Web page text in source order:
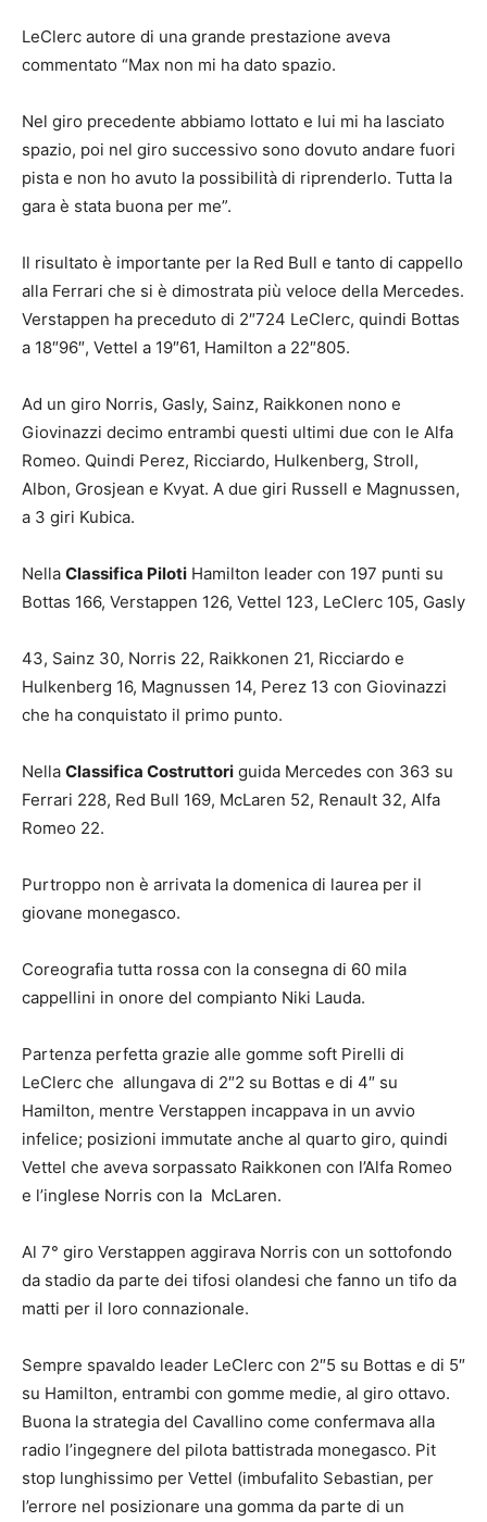
LeClerc autore di una grande prestazione aveva
commentato “Max non mi ha dato spazio.
Nel giro precedente abbiamo lottato e lui mi ha lasciato
spazio, poi nel giro successivo sono dovuto andare fuori
pista e non ho avuto la possibilità di riprenderlo. Tutta la
gara è stata buona per me”.
Il risultato è importante per la Red Bull e tanto di cappello
alla Ferrari che si è dimostrata più veloce della Mercedes.
Verstappen ha preceduto di 2″724 LeClerc, quindi Bottas
a 18″96″, Vettel a 19″61, Hamilton a 22″805.
Ad un giro Norris, Gasly, Sainz, Raikkonen nono e
Giovinazzi decimo entrambi questi ultimi due con le Alfa
Romeo. Quindi Perez, Ricciardo, Hulkenberg, Stroll,
Albon, Grosjean e Kvyat. A due giri Russell e Magnussen,
a 3 giri Kubica.
Nella Classifica Piloti Hamilton leader con 197 punti su
Bottas 166, Verstappen 126, Vettel 123, LeClerc 105, Gasly
43, Sainz 30, Norris 22, Raikkonen 21, Ricciardo e
Hulkenberg 16, Magnussen 14, Perez 13 con Giovinazzi
che ha conquistato il primo punto.
Nella Classifica Costruttori guida Mercedes con 363 su
Ferrari 228, Red Bull 169, McLaren 52, Renault 32, Alfa
Romeo 22.
Purtroppo non è arrivata la domenica di laurea per il
giovane monegasco.
Coreografia tutta rossa con la consegna di 60 mila
cappellini in onore del compianto Niki Lauda.
Partenza perfetta grazie alle gomme soft Pirelli di
LeClerc che allungava di 2″2 su Bottas e di 4″ su
Hamilton, mentre Verstappen incappava in un avvio
infelice; posizioni immutate anche al quarto giro, quindi
Vettel che aveva sorpassato Raikkonen con l’Alfa Romeo
e l’inglese Norris con la McLaren.
Al 7° giro Verstappen aggirava Norris con un sottofondo
da stadio da parte dei tifosi olandesi che fanno un tifo da
matti per il loro connazionale.
Sempre spavaldo leader LeClerc con 2″5 su Bottas e di 5″
su Hamilton, entrambi con gomme medie, al giro ottavo.
Buona la strategia del Cavallino come confermava alla
radio l’ingegnere del pilota battistrada monegasco. Pit
stop lunghissimo per Vettel (imbufalito Sebastian, per
l’errore nel posizionare una gomma da parte di un